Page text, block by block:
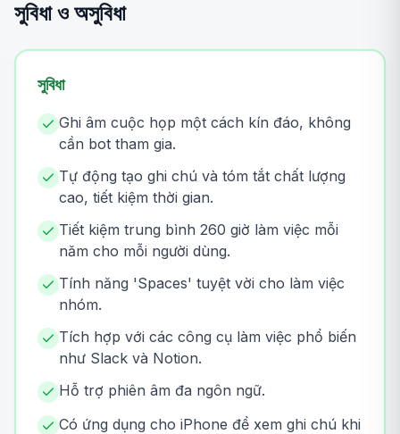
সুবিধা ও অসুবিধা
সুবিধা
Ghi âm cuộc họp một cách kín đáo, không
cần bot tham gia.
Tự động tạo ghi chú và tóm tắt chất lượng
cao, tiết kiệm thời gian.
Tiết kiệm trung bình 260 giờ làm việc mỗi
năm cho mỗi người dùng.
Tính năng 'Spaces' tuyệt vời cho làm việc
nhóm.
Tích hợp với các công cụ làm việc phổ biến
như Slack và Notion.
Hỗ trợ phiên âm đa ngôn ngữ.
Có ứng dụng cho iPhone để xem ghi chú khi